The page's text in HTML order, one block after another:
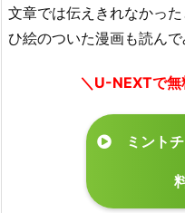
文章では伝えきれなかっ
ひ絵のついた漫画も読んで
＼U-NEXTで無
ミントチ